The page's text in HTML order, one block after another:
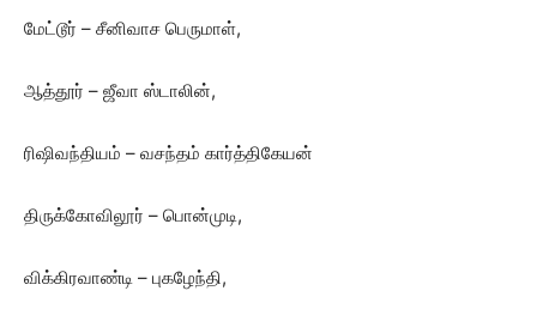
மேட்டூர் – சீனிவாச பெருமாள்,
ஆத்தூர் – ஜீவா ஸ்டாலின்,
ரிஷிவந்தியம் – வசந்தம் கார்த்திகேயன்
திருக்கோவிலூர் – பொன்முடி,
விக்கிரவாண்டி – புகழேந்தி,